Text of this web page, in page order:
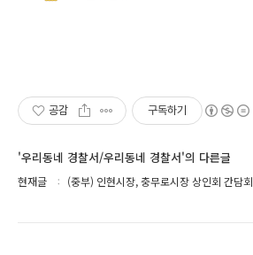
공감 구독하기
'우리동네 경찰서/우리동네 경찰서'의 다른글
현재글 (중부) 인현시장, 충무로시장 상인회 간담회